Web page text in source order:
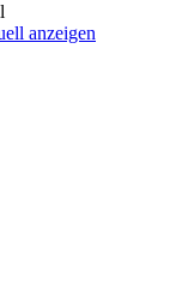
anzeigen